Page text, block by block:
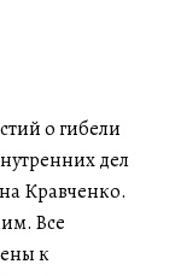
о гибели
дел
Кравченко.
Все
к